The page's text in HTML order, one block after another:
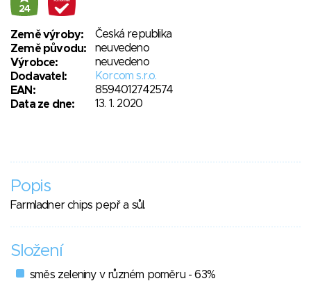
24
Země výroby:
Česká republika
Země původu:
neuvedeno
Výrobce:
neuvedeno
Dodavatel:
Korcom s.r.o.
EAN:
8594012742574
Data ze dne:
13. 1. 2020
Popis
Farmladner chips pepř a sůl.
Složení
směs zeleniny v různém poměru - 63%